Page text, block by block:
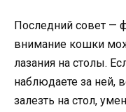
Последний совет —
внимание кошки
лазания на столы.
наблюдаете за ней,
залезть на стол,